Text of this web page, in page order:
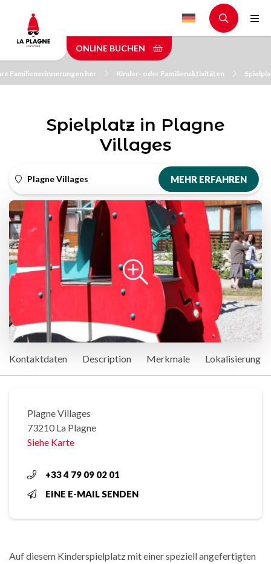
main
content
ONLINE BUCHEN
Familienerinnerungen her Kinder- oder Familienaktivitäten
Spielplatz in Plagne
Villages
Plagne Villages MEHR ERFAHREN
Kontaktdaten Description Merkmale Lokalisierung
Plagne Villages
73210 La Plagne
Siehe Karte
+33 4 79 09 02 01
EINE E-MAIL SENDEN
Auf diesem Kinderspielplatz mit einer speziell angefertigten